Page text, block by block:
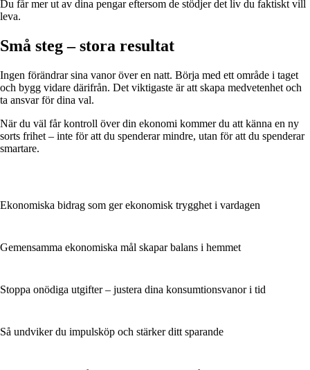
Du får mer ut av dina pengar eftersom de stödjer det liv du faktiskt vill
leva.
Små steg – stora resultat
Ingen förändrar sina vanor över en natt. Börja med ett område i taget
och bygg vidare därifrån. Det viktigaste är att skapa medvetenhet och
ta ansvar för dina val.
När du väl får kontroll över din ekonomi kommer du att känna en ny
sorts frihet – inte för att du spenderar mindre, utan för att du spenderar
smartare.
Ekonomiska bidrag som ger ekonomisk trygghet i vardagen
Gemensamma ekonomiska mål skapar balans i hemmet
Stoppa onödiga utgifter – justera dina konsumtionsvanor i tid
Så undviker du impulsköp och stärker ditt sparande